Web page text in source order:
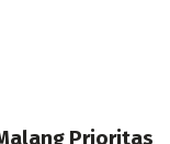
Prioritas